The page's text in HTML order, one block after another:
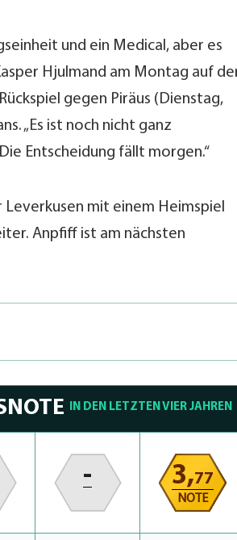
und ein Medical, aber es
Hjulmand am Montag auf
gegen Piräus (Dienstag,
„Es ist noch nicht ganz
Entscheidung fällt morgen.“
mit einem Heimspiel
Anpfiff ist am nächsten
IN DEN LETZTEN VIER JAHREN
- 3,77
NOTE